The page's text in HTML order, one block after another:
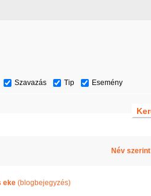
Szavazás Tip Esemény
Név szerint
eke (blogbejegyzés)